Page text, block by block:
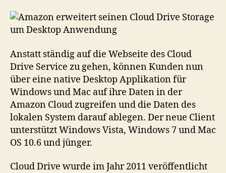
Anstatt ständig auf die Webseite des Cloud
Drive Service zu gehen, können Kunden nun
über eine native Desktop Applikation für
Windows und Mac auf ihre Daten in der
Amazon Cloud zugreifen und die Daten des
lokalen System darauf ablegen. Der neue Client
unterstützt Windows Vista, Windows 7 und Mac
OS 10.6 und jünger.
Cloud Drive wurde im Jahr 2011 veröffentlicht